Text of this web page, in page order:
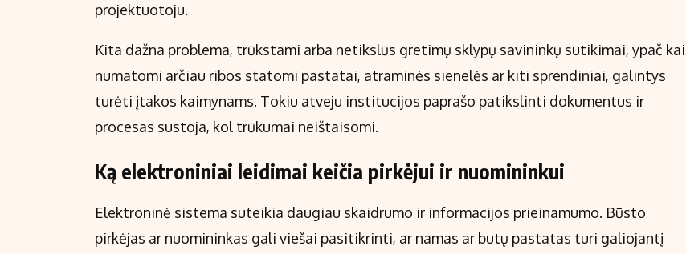
projektuotoju.
Kita dažna problema, trūkstami arba netikslūs gretimų sklypų savininkų sutikimai, ypač kai
numatomi arčiau ribos statomi pastatai, atraminės sienelės ar kiti sprendiniai, galintys
turėti įtakos kaimynams. Tokiu atveju institucijos paprašo patikslinti dokumentus ir
procesas sustoja, kol trūkumai neištaisomi.
Ką elektroniniai leidimai keičia pirkėjui ir nuomininkui
Elektroninė sistema suteikia daugiau skaidrumo ir informacijos prieinamumo. Būsto
pirkėjas ar nuomininkas gali viešai pasitikrinti, ar namas ar butų pastatas turi galiojantį